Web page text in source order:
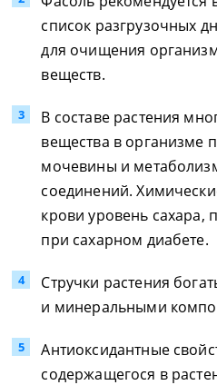
список разгрузочных
для очищения
веществ.
В составе растения
вещества в организме
мочевины и
соединений.
крови уровень сахара,
при сахарном диабете.
Стручки растения
и минеральными
Антиоксидантные
содержащегося в